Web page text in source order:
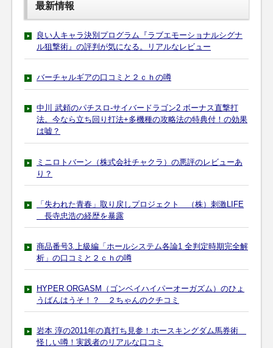
最新情報
良い人キャラ決別プログラム『ラブエモーショナルシグナ
ル狙撃術』の評判が気になる。リアルなレビュー
バーチャルギアの口コミと２ｃｈの噂
中川 武頼のパチスロ-サイバードラゴン2 ボーナス直撃打
法。今なら立ち回り打法+多機種の攻略法の特典付！の効果
は嘘？
ミニロトバーン（株式会社チャクラ）の悪評のレビューあ
り？
「失われた青春」取り戻しプロジェクト （株）刺激LIFE
長寺忠浩の経歴を暴露
商品番号3.上級編「ホールシステム各論1 全判定時期完全解
析」の口コミと２ｃｈの噂
HYPER ORGASM（ゴンベイハイパーオーガズム）のひょ
うばんはうそ！？ ２ちゃんのクチコミ
岩本 淳の2011年の真打ち見参！ホースキングダム馬券術
怪しい噂！実践者のリアルな口コミ